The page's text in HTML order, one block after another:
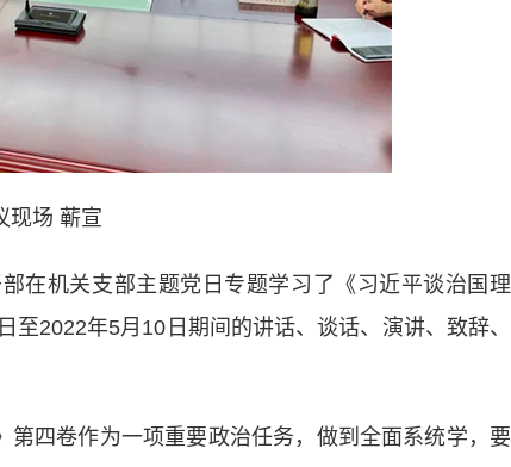
现场 蕲宣
机关支部主题党日专题学习了《习近平谈治国理
2022年5月10日期间的讲话、谈话、演讲、致辞、
四卷作为一项重要政治任务，做到全面系统学，要